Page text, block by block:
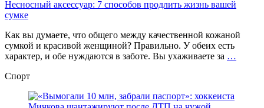
Несносный аксессуар: 7 способов продлить жизнь вашей
сумке
Как вы думаете, что общего между качественной кожаной
сумкой и красивой женщиной? Правильно. У обеих есть
характер, и обе нуждаются в заботе. Вы ухаживаете за …
Спорт